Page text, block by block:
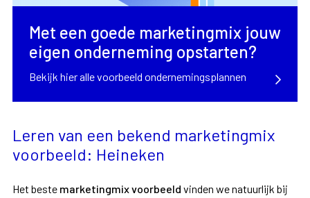
Met een goede marketingmix jouw
eigen onderneming opstarten?
Bekijk hier alle voorbeeld ondernemingsplannen
Leren van een bekend marketingmix
voorbeeld: Heineken
Het beste marketingmix voorbeeld vinden we natuurlijk bij